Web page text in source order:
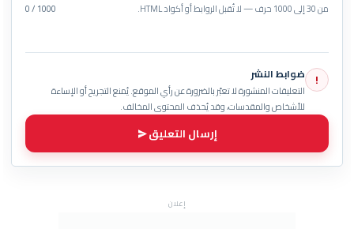
من 30 إلى 1000 حرف — لا تُقبل الروابط أو أكواد HTML. 0 / 1000
! ضوابط النشر
التعليقات المنشورة لا تعبّر بالضرورة عن رأي الموقع. يُمنع التجريح أو الإساءة
للأشخاص والمقدسات، وقد يُحذف المحتوى المخالف.
إرسال التعليق
إعلان